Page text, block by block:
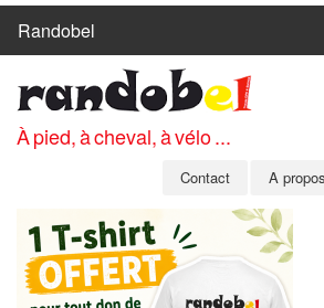
Randobel
CIRCUITS
CLUBS
MEMBRES
SE CONNECTER
À pied, à cheval, à vélo ...
Contact A propos